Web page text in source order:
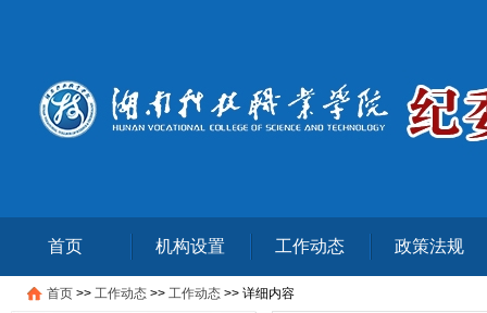
首页 机构设置 工作动态 政策法规
首页 >> 工作动态 >> 工作动态 >> 详细内容